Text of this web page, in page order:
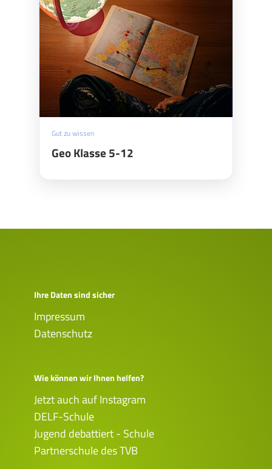
Gut zu wissen
Geo Klasse 5-12
Ihre Daten sind sicher
Impressum
Datenschutz
Wie können wir Ihnen helfen?
Jetzt auch auf Instagram
DELF-Schule
Jugend debattiert - Schule
Partnerschule des TVB